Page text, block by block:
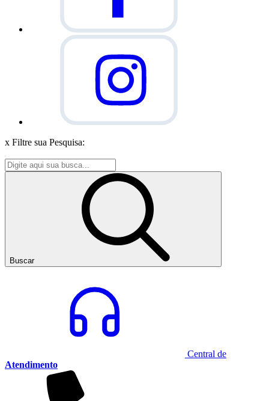
x Filtre sua Pesquisa:
Buscar
Central de
Atendimento